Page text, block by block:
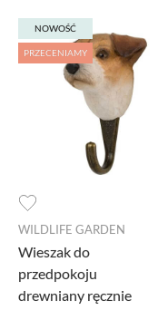
NOWOŚĆ
PRZECENIAMY
WILDLIFE GARDEN
Wieszak do
przedpokoju
drewniany ręcznie